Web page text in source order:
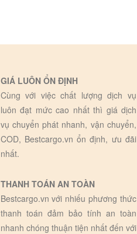
GIÁ LUÔN ỔN ĐỊNH
Cùng với việc chất lượng dịch vụ
luôn đạt mức cao nhất thì giá dịch
vụ chuyển phát nhanh, vận chuyển,
COD, Bestcargo.vn ổn định, ưu đãi
nhất.
THANH TOÁN AN TOÀN
Bestcargo.vn với nhiếu phương thức
thanh toán đảm bảo tính an toàn
nhanh chóng thuận tiện nhất đến với